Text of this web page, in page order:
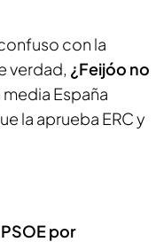
con la
verdad, ¿Feijóo no
España
la aprueba ERC y
por